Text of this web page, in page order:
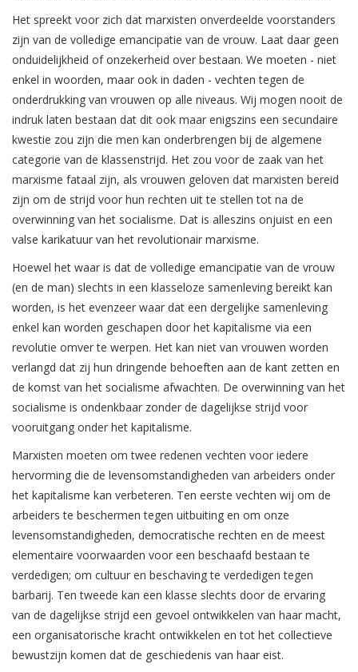
Het spreekt voor zich dat marxisten onverdeelde voorstanders
zijn van de volledige emancipatie van de vrouw. Laat daar geen
onduidelijkheid of onzekerheid over bestaan. We moeten - niet
enkel in woorden, maar ook in daden - vechten tegen de
onderdrukking van vrouwen op alle niveaus. Wij mogen nooit de
indruk laten bestaan dat dit ook maar enigszins een secundaire
kwestie zou zijn die men kan onderbrengen bij de algemene
categorie van de klassenstrijd. Het zou voor de zaak van het
marxisme fataal zijn, als vrouwen geloven dat marxisten bereid
zijn om de strijd voor hun rechten uit te stellen tot na de
overwinning van het socialisme. Dat is alleszins onjuist en een
valse karikatuur van het revolutionair marxisme.
Hoewel het waar is dat de volledige emancipatie van de vrouw
(en de man) slechts in een klasseloze samenleving bereikt kan
worden, is het evenzeer waar dat een dergelijke samenleving
enkel kan worden geschapen door het kapitalisme via een
revolutie omver te werpen. Het kan niet van vrouwen worden
verlangd dat zij hun dringende behoeften aan de kant zetten en
de komst van het socialisme afwachten. De overwinning van het
socialisme is ondenkbaar zonder de dagelijkse strijd voor
vooruitgang onder het kapitalisme.
Marxisten moeten om twee redenen vechten voor iedere
hervorming die de levensomstandigheden van arbeiders onder
het kapitalisme kan verbeteren. Ten eerste vechten wij om de
arbeiders te beschermen tegen uitbuiting en om onze
levensomstandigheden, democratische rechten en de meest
elementaire voorwaarden voor een beschaafd bestaan te
verdedigen; om cultuur en beschaving te verdedigen tegen
barbarij. Ten tweede kan een klasse slechts door de ervaring
van de dagelijkse strijd een gevoel ontwikkelen van haar macht,
een organisatorische kracht ontwikkelen en tot het collectieve
bewustzijn komen dat de geschiedenis van haar eist.